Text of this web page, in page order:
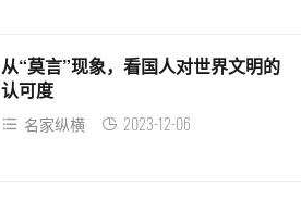
从“莫言”现象，看国人对世界文明的
认可度
名家纵横 2023-12-06